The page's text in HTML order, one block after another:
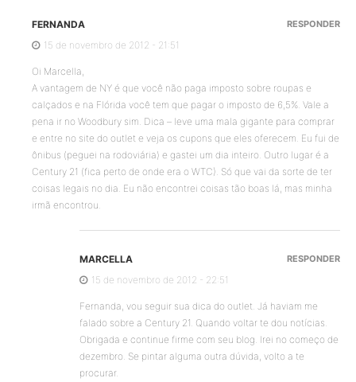
FERNANDA
15 de novembro de 2012 - 21:51
Oi Marcella,
A vantagem de NY é que você não paga imposto sobre roupas e
calçados e na Flórida você tem que pagar o imposto de 6,5%. Vale a
pena ir no Woodbury sim. Dica – leve uma mala gigante para comprar
e entre no site do outlet e veja os cupons que eles oferecem. Eu fui de
ônibus (peguei na rodoviária) e gastei um dia inteiro. Outro lugar é a
Century 21 (fica perto de onde era o WTC). Só que vai da sorte de ter
coisas legais no dia. Eu não encontrei coisas tão boas lá, mas minha
irmã encontrou.
RESPONDER
MARCELLA
15 de novembro de 2012 - 22:51
Fernanda, vou seguir sua dica do outlet. Já haviam me
falado sobre a Century 21. Quando voltar te dou notícias.
Obrigada e continue firme com seu blog. Irei no começo de
dezembro. Se pintar alguma outra dúvida, volto a te
procurar.
RESPONDER